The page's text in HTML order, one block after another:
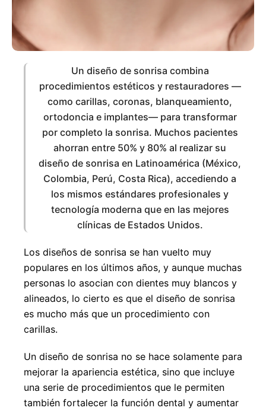
Fr Sw Sweden
Es Ukraine
China InIndonesia MaMalaysia
Qatar TaThailand
Un diseño de sonrisa combina
procedimientos estéticos y restauradores —
como carillas, coronas, blanqueamiento,
ortodoncia e implantes— para transformar
por completo la sonrisa. Muchos pacientes
ahorran entre 50% y 80% al realizar su
diseño de sonrisa en Latinoamérica (México,
Colombia, Perú, Costa Rica), accediendo a
los mismos estándares profesionales y
tecnología moderna que en las mejores
clínicas de Estados Unidos.
Los diseños de sonrisa se han vuelto muy
populares en los últimos años, y aunque muchas
personas lo asocian con dientes muy blancos y
alineados, lo cierto es que el diseño de sonrisa
es mucho más que un procedimiento con
carillas.
Un diseño de sonrisa no se hace solamente para
mejorar la apariencia estética, sino que incluye
una serie de procedimientos que le permiten
también fortalecer la función dental y aumentar